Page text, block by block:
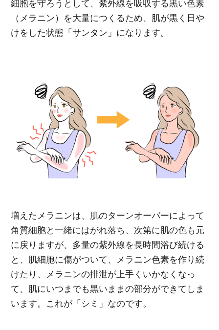
細胞を守ろうとして、紫外線を吸収する黒い色素
（メラニン）を大量につくるため、肌が黒く日や
けをした状態「サンタン」になります。
増えたメラニンは、肌のターンオーバーによって
角質細胞と一緒にはがれ落ち、次第に肌の色も元
に戻りますが、多量の紫外線を長時間浴び続ける
と、肌細胞に傷がついて、メラニン色素を作り続
けたり、メラニンの排泄が上手くいかなくなっ
て、肌にいつまでも黒いままの部分ができてしま
います。これが「シミ」なのです。